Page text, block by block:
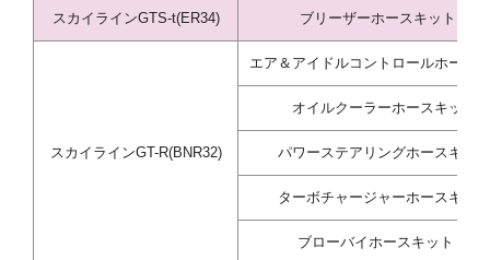
スカイラインGTS-t(ER34) ブリーザーホースキット※
スカイラインGT-R(BNR32)
エア＆アイドルコントロールホース
オイルクーラーホースキット
パワーステアリングホースキット
ターボチャージャーホースキット
ブローバイホースキット ※